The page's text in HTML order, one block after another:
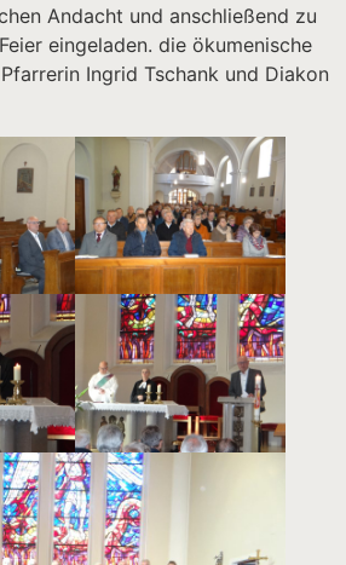
Andacht und anschließend zu
eingeladen. die ökumenische
Ingrid Tschank und Diakon